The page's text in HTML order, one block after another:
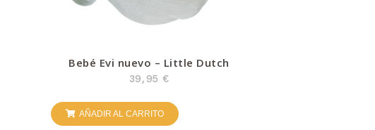
Bebé Evi nuevo – Little Dutch
39,95 €
AÑADIR AL CARRITO